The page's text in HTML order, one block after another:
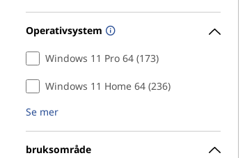
Operativsystem
Windows 11 Pro 64 (173)
Windows 11 Home 64 (236)
Se mer
bruksområde